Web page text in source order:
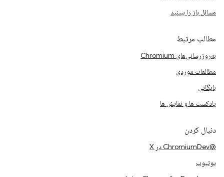
مسائل باز را ببینید
مطالب مرتبط
به‌روزرسانی‌های Chromium
مطالعات موردی
بایگانی
پادکست ها و نمایش ها
دنبال کردن
@ChromiumDev در X
یوتیوب